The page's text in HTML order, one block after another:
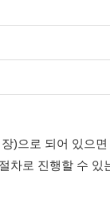
)으로 되어 있으
차로 진행할 수 있